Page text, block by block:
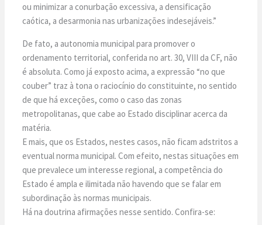
ou minimizar a conurbação excessiva, a densificação
caótica, a desarmonia nas urbanizações indesejáveis.”
De fato, a autonomia municipal para promover o
ordenamento territorial, conferida no art. 30, VIII da CF, não
é absoluta. Como já exposto acima, a expressão “no que
couber” traz à tona o raciocínio do constituinte, no sentido
de que há exceções, como o caso das zonas
metropolitanas, que cabe ao Estado disciplinar acerca da
matéria.
E mais, que os Estados, nestes casos, não ficam adstritos a
eventual norma municipal. Com efeito, nestas situações em
que prevalece um interesse regional, a competência do
Estado é ampla e ilimitada não havendo que se falar em
subordinação às normas municipais.
Há na doutrina afirmações nesse sentido. Confira-se: